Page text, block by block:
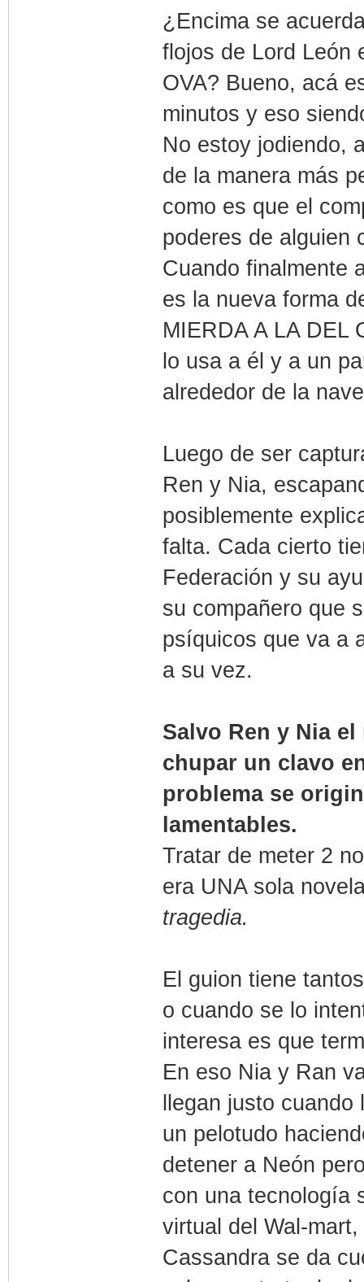
¿Encima se
flojos de Lord León
OVA? Bueno, acá
minutos y eso
No estoy jodiendo,
de la manera más
como es que el
poderes de alguien
Cuando finalmente
es la nueva forma
MIERDA A LA DEL
lo usa a él y a un
alrededor de la
Luego de ser
Ren y Nia,
posiblemente
falta. Cada cierto
Federación y su
su compañero que
psíquicos que va a
a su vez.
Salvo Ren y Nia
chupar un clavo
problema se
lamentables.
Tratar de meter 2
era UNA sola
tragedia.
El guion tiene
o cuando se lo
interesa es que
En eso Nia y Ran
llegan justo
un pelotudo
detener a Neón
con una tecnología
virtual del Wal-
Cassandra se da